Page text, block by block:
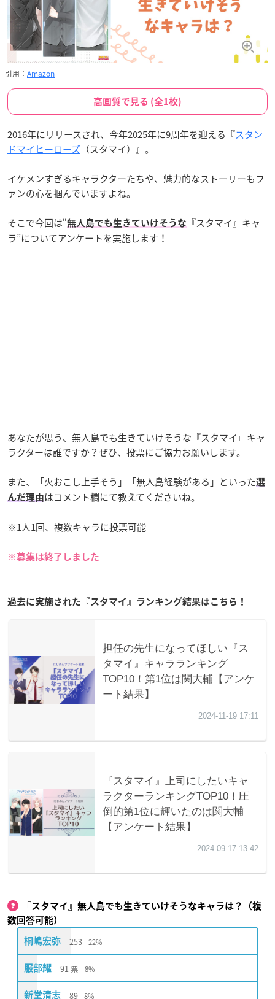
引用： Amazon
高画質で見る (全1枚)
2016年にリリースされ、今年2025年に9周年を迎える『スタン
ドマイヒーローズ （スタマイ）』。
イケメンすぎるキャラクターたちや、魅力的なストーリーもフ
ァンの心を掴んでいますよね。
そこで今回は“無人島でも生きていけそうな
『スタマイ』キャ
ラ”についてアンケートを実施します！
あなたが思う、無人島でも生きていけそうな『スタマイ』キャ
ラクターは誰ですか？ぜひ、投票にご協力お願いします。
また、「火おこし上手そう」「無人島経験がある」といった選
んだ理由はコメント欄にて教えてくださいね。
※1人1回、複数キャラに投票可能
※募集は終了しました
過去に実施された『スタマイ』ランキング結果はこちら！
『スタマイ』無人島でも生きていけそうなキャラは？（複
数回答可能）
桐嶋宏弥 253 22%
服部耀 91 票 8%
新堂清志 89 8%